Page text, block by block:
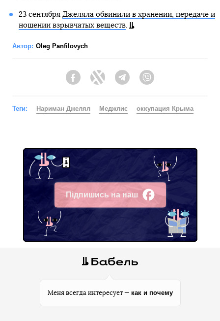
23 сентября Джеляла обвинили в хранении, передаче и
ношении взрывчатых веществ.
Автор: Oleg Panfilovych
FacebookTwitter Telegram
Теги: Нариман Джелял Меджлис оккупация Крыма
Підпишись на наш
Facebook
Меня всегда интересует — как и почему